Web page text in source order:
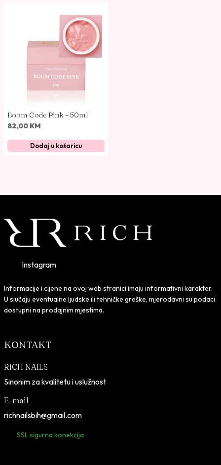
Boom Code Pink – 50ml
82,00 KM
Dodaj u košaricu
Instagram
Informacije i cijene na ovoj web stranici imaju informativni karakter.
U slučaju eventualne ljudske ili tehničke greške, mjerodavni su podaci
dostupni na prodajnim mjestima.
KONTAKT
RICH NAILS
Sinonim za kvalitetu i uslužnost
E-mail
richnailsbih@gmail.com
SSL sigurna konekcija